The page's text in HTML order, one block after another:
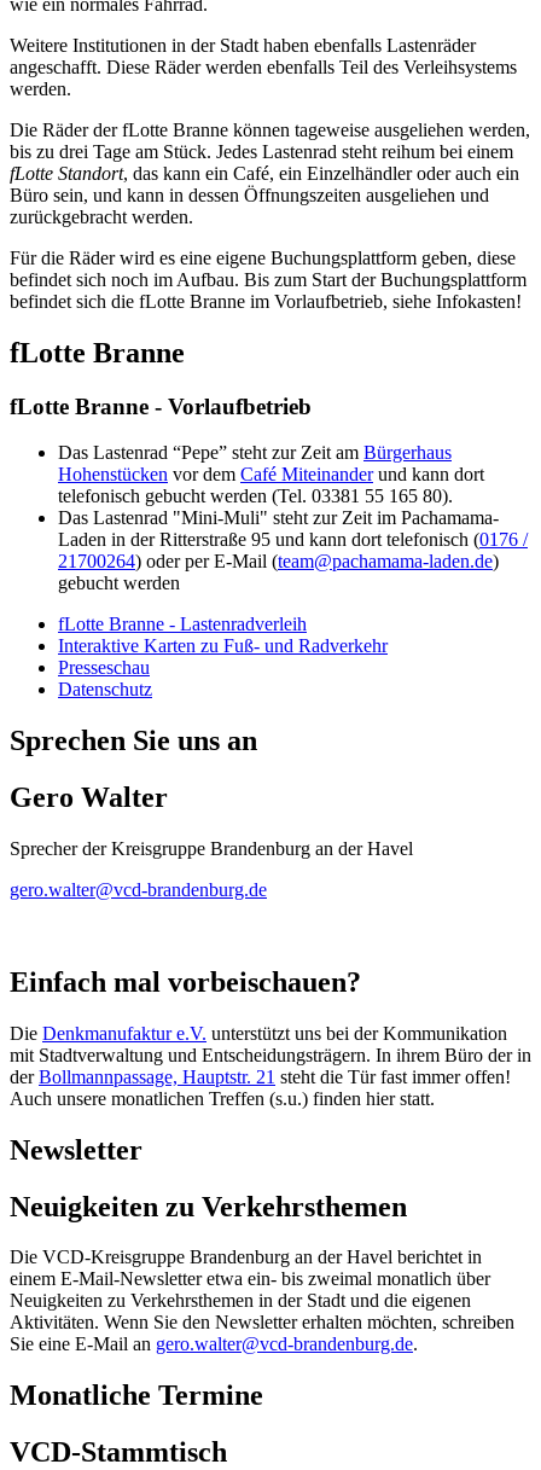
Weitere Institutionen in der Stadt haben ebenfalls Lastenräder
angeschafft. Diese Räder werden ebenfalls Teil des Verleihsystems
werden.
Die Räder der fLotte Branne können tageweise ausgeliehen werden,
bis zu drei Tage am Stück. Jedes Lastenrad steht reihum bei einem
fLotte Standort, das kann ein Café, ein Einzelhändler oder auch ein
Büro sein, und kann in dessen Öffnungszeiten ausgeliehen und
zurückgebracht werden.
Für die Räder wird es eine eigene Buchungsplattform geben, diese
befindet sich noch im Aufbau. Bis zum Start der Buchungsplattform
befindet sich die fLotte Branne im Vorlaufbetrieb, siehe Infokasten!
fLotte Branne
fLotte Branne - Vorlaufbetrieb
Das Lastenrad “Pepe” steht zur Zeit am Bürgerhaus
Hohenstücken vor dem Café Miteinanderund kann dort
telefonisch gebucht werden (Tel. 03381 55 165 80).
Das Lastenrad "Mini-Muli" steht zur Zeit im Pachamama-
Laden in der Ritterstraße 95 und kann dort telefonisch (0176 /
21700264) oder per E-Mail (team@pachamama-laden.de)
gebucht werden
fLotte Branne - Lastenradverleih
Interaktive Karten zu Fuß- und Radverkehr
Presseschau
Datenschutz
Sprechen Sie uns an
Gero Walter
Sprecher der Kreisgruppe Brandenburg an der Havel
gero.walter@vcd-brandenburg.de
Einfach mal vorbeischauen?
Die Denkmanufaktur e.V. unterstützt uns bei der Kommunikation
mit Stadtverwaltung und Entscheidungsträgern. In ihrem Büro der in
derBollmannpassage, Hauptstr. 21 steht die Tür fast immer offen!
Auch unsere monatlichen Treffen (s.u.) finden hier statt.
Newsletter
Neuigkeiten zu Verkehrsthemen
Die VCD-Kreisgruppe Brandenburg an der Havel berichtet in
einem E-Mail-Newsletter etwa ein- bis zweimal monatlich über
Neuigkeiten zu Verkehrsthemen in der Stadt und die eigenen
Aktivitäten. Wenn Sie den Newsletter erhalten möchten, schreiben
Sie eine E-Mail an gero.walter@vcd-brandenburg.de.
Monatliche Termine
VCD-Stammtisch